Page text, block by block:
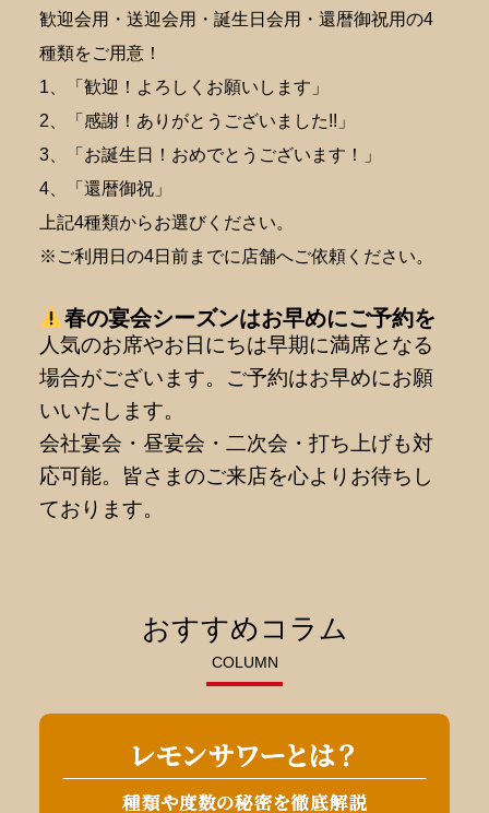
歓迎会用・送迎会用・誕生日会用・還暦御祝用の4
種類をご用意！
1、「歓迎！よろしくお願いします」
2、「感謝！ありがとうございました!!」
3、「お誕生日！おめでとうございます！」
4、「還暦御祝」
上記4種類からお選びください。
※ご利用日の4日前までに店舗へご依頼ください。
春の宴会シーズンはお早めにご予約を
人気のお席やお日にちは早期に満席となる
場合がございます。ご予約はお早めにお願
いいたします。
会社宴会・昼宴会・二次会・打ち上げも対
応可能。皆さまのご来店を心よりお待ちし
ております。
おすすめコラム
COLUMN